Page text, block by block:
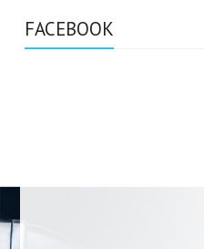
FACEBOOK